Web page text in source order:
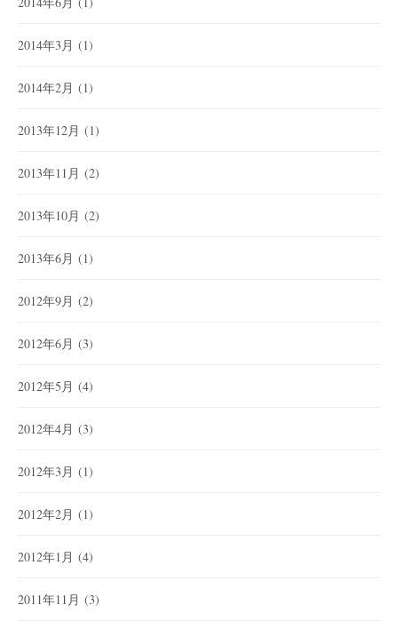
2014年3月 (1)
2014年2月 (1)
2013年12月 (1)
2013年11月 (2)
2013年10月 (2)
2013年6月 (1)
2012年9月 (2)
2012年6月 (3)
2012年5月 (4)
2012年4月 (3)
2012年3月 (1)
2012年2月 (1)
2012年1月 (4)
2011年11月 (3)